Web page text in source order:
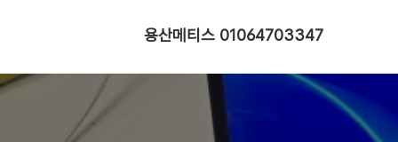
용산메티스 01064703347